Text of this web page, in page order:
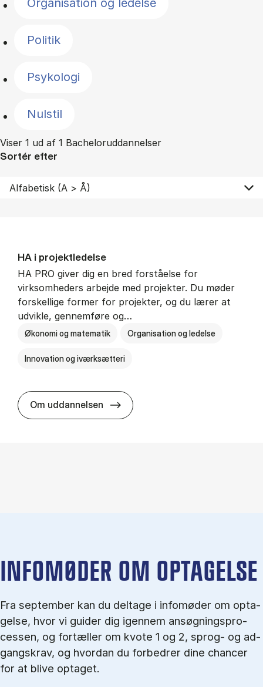
Organisation og ledelse
Politik
Psykologi
Nulstil
Viser 1 ud af 1 Bacheloruddannelser
Sortér efter
HA i pro­jekt­le­del­se
HA PRO giver dig en bred forståelse for
virksomheders arbejde med projekter. Du møder
forskellige former for projekter, og du lærer at
udvikle, gennemføre og…
Økonomi og matematik Organisation og ledelse
Innovation og iværksætteri
Om uddannelsen HA i pro­jekt­le­del­se
IN­FO­MØ­DER OM OP­TA­GEL­SE
Fra september kan du del­tage i in­fo­mø­der om op­ta­
gel­se, hvor vi gu­i­der dig igen­nem an­søg­nings­pro­
ces­sen, og for­tæl­ler om kvo­te 1 og 2, sprog- og ad­
gangs­krav, og hvordan du forbedrer dine chancer
for at blive optaget.